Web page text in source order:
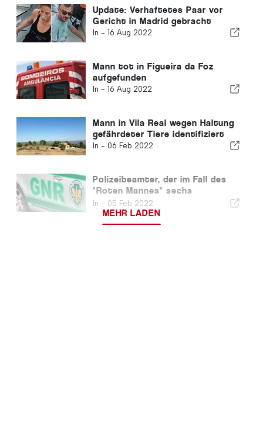
Update: Verhaftetes Paar vor
Gericht in Madrid gebracht
In - 16 Aug 2022
Mann tot in Figueira da Foz
aufgefunden
In - 16 Aug 2022
Mann in Vila Real wegen Haltung
gefährdeter Tiere identifiziert
In - 06 Feb 2022
Polizeibeamter, der im Fall des
"Roten Mannes" sechs
Straftaten begangen haben soll
In - 05 Feb 2022
MEHR LADEN